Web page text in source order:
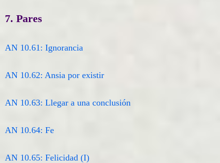
7. Pares
AN 10.61: Ignorancia
AN 10.62: Ansia por existir
AN 10.63: Llegar a una conclusión
AN 10.64: ​​Fe
AN 10.65: Felicidad (I)